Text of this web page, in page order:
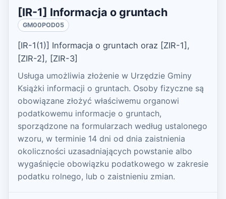
[IR-1] Informacja o gruntach
GM00POD05
[IR-1(1)] Informacja o gruntach oraz [ZIR-1],
[ZIR-2], [ZIR-3]
Usługa umożliwia złożenie w Urzędzie Gminy
Książki informacji o gruntach. Osoby fizyczne są
obowiązane złożyć właściwemu organowi
podatkowemu informacje o gruntach,
sporządzone na formularzach według ustalonego
wzoru, w terminie 14 dni od dnia zaistnienia
okoliczności uzasadniających powstanie albo
wygaśnięcie obowiązku podatkowego w zakresie
podatku rolnego, lub o zaistnieniu zmian.